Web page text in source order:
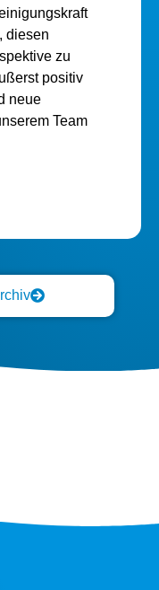
diesen
zu
positiv
neue
Team